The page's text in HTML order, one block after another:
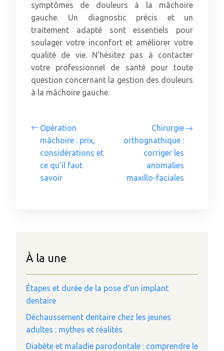
symptômes de douleurs à la mâchoire
gauche. Un diagnostic précis et un
traitement adapté sont essentiels pour
soulager votre inconfort et améliorer votre
qualité de vie. N’hésitez pas à contacter
votre professionnel de santé pour toute
question concernant la gestion des douleurs
à la mâchoire gauche.
Opération
mâchoire : prix,
considérations et
ce qu’il faut
savoir
Chirurgie
orthognathique :
corriger les
anomalies
maxillo-faciales
À la une
Étapes et durée de la pose d’un implant
dentaire
Déchaussement dentaire chez les jeunes
adultes : mythes et réalités
Diabète et maladie parodontale : comprendre le